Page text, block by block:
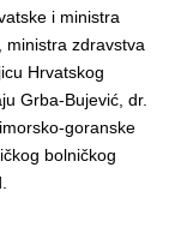
i ministra
ministra zdravstva
Hrvatskog
Grba-Bujević, dr.
goranske
bolničkog